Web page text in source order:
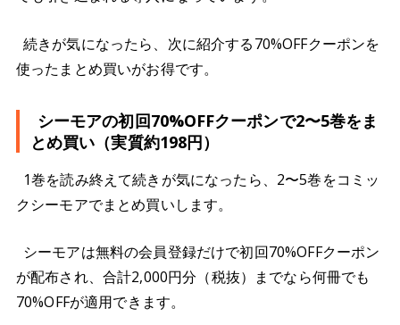
続きが気になったら、次に紹介する70%OFFクーポンを
使ったまとめ買いがお得です。
シーモアの初回70%OFFクーポンで2〜5巻をま
とめ買い（実質約198円）
1巻を読み終えて続きが気になったら、2〜5巻をコミッ
クシーモアでまとめ買いします。
シーモアは無料の会員登録だけで初回70%OFFクーポン
が配布され、合計2,000円分（税抜）までなら何冊でも
70%OFFが適用できます。